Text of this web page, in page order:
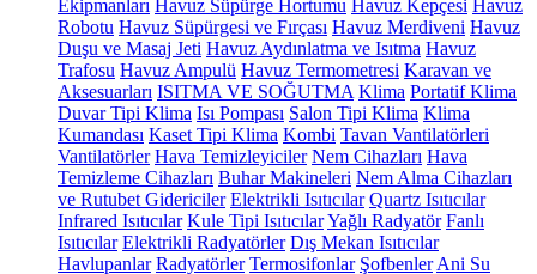
Ekipmanları Havuz Süpürge Hortumu Havuz Kepçesi Havuz
Robotu Havuz Süpürgesi ve Fırçası Havuz Merdiveni Havuz
Duşu ve Masaj Jeti Havuz Aydınlatma ve Isıtma Havuz
Trafosu Havuz Ampulü Havuz Termometresi Karavan ve
Aksesuarları ISITMA VE SOĞUTMA Klima Portatif Klima
Duvar Tipi Klima Isı Pompası Salon Tipi Klima Klima
Kumandası Kaset Tipi Klima Kombi Tavan Vantilatörleri
Vantilatörler Hava Temizleyiciler Nem Cihazları Hava
Temizleme Cihazları Buhar Makineleri Nem Alma Cihazları
ve Rutubet Gidericiler Elektrikli Isıtıcılar Quartz Isıtıcılar
Infrared Isıtıcılar Kule Tipi IsıtıcılarYağlı Radyatör Fanlı
Isıtıcılar Elektrikli Radyatörler Dış Mekan Isıtıcılar
Havlupanlar Radyatörler Termosifonlar Şofbenler Ani Su